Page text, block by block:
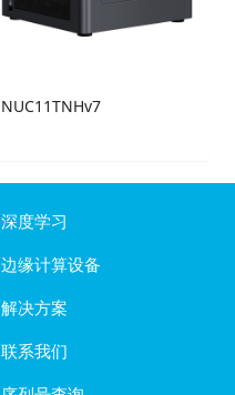
NUC11TNHv7
深度学习
边缘计算设备
解决方案
联系我们